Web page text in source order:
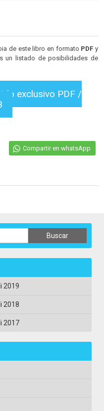
de este libro en formato PDF y
un listado de posibilidades de
exclusivo PDF /
Compartir en whatsApp
2019
2018
2017